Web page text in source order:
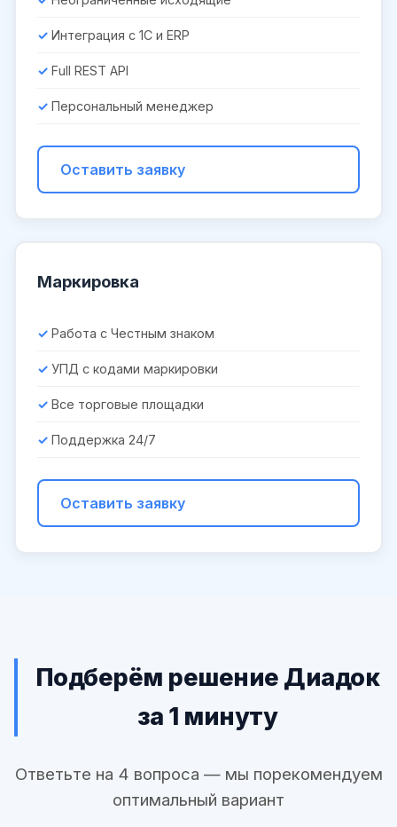
Интеграция с 1С и ERP
Full REST API
Персональный менеджер
Оставить заявку
Маркировка
Работа с Честным знаком
УПД с кодами маркировки
Все торговые площадки
Поддержка 24/7
Оставить заявку
Подберём решение Диадок
за 1 минуту
Ответьте на 4 вопроса — мы порекомендуем
оптимальный вариант